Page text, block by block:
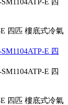
E 四匹 樓底式冷氣
E 四匹 樓底式冷氣